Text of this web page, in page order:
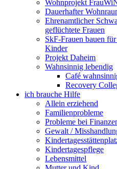
Wohnprojekt
Dauerhafter
Ehrenamtlicher
geflüchtete Frauen
SkF-Frauen bauen
Kinder
Projekt Daheim
Wahnsinnig lebendig
Café
Recovery
ich brauche Hilfe
Allein erziehend
Familienprobleme
Probleme bei
Gewalt /
Kindertagespflege
Lebensmittel